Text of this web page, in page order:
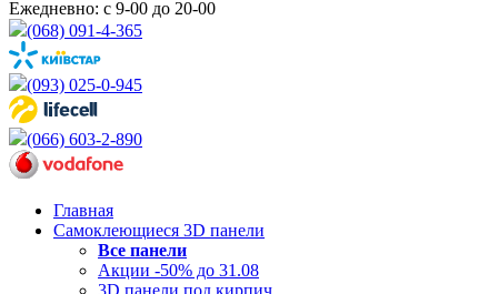
Ежедневно: с 9-00 до 20-00
(068) 091-4-365
(093) 025-0-945
(066) 603-2-890
Главная
Самоклеющиеся 3D панели
Все панели
Акции -50% до 31.08
3D панели под кирпич